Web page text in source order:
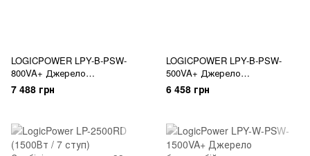
LOGICPOWER LPY-B-PSW-
800VA+ Джерело
безперебійного живлення
7 488 грн
LOGICPOWER LPY-B-PSW-
500VA+ Джерело
безперебійного живлення
6 458 грн